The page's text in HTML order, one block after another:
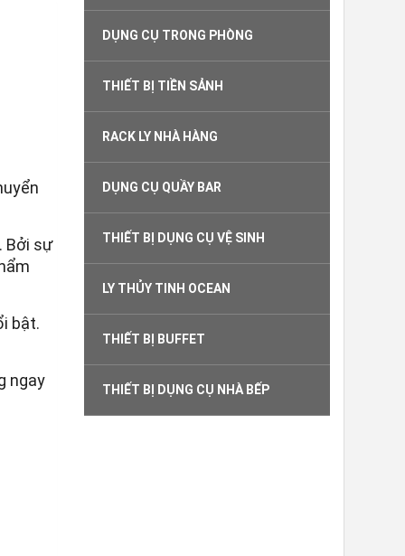
. Bởi sự
bật.
ngay
DỤNG CỤ TRONG PHÒNG
THIẾT BỊ TIỀN SẢNH
RACK LY NHÀ HÀNG
DỤNG CỤ QUẦY BAR
THIẾT BỊ DỤNG CỤ VỆ SINH
LY THỦY TINH OCEAN
THIẾT BỊ BUFFET
THIẾT BỊ DỤNG CỤ NHÀ BẾP